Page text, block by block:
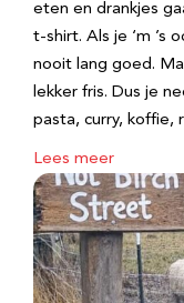
eten en drankjes
t-shirt. Als je ‘m ’s
nooit lang goed.
lekker fris. Dus je
pasta, curry, koffie,
Lees meer